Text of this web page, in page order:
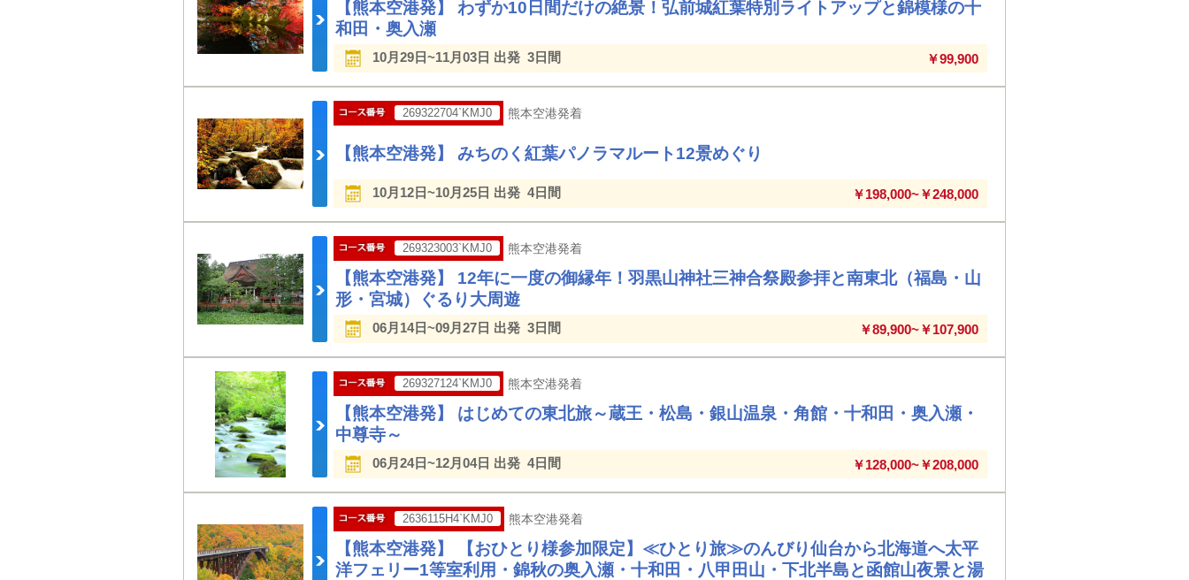
【熊本空港発】 わずか10日間だけの絶景！弘前城紅葉特別ライトアップと錦模様の十
和田・奥入瀬
10月29日~11月03日 出発 3日間 ￥99,900
269322704`KMJ0 熊本空港発着
【熊本空港発】 みちのく紅葉パノラマルート12景めぐり
10月12日~10月25日 出発 4日間 ￥198,000~￥248,000
269323003`KMJ0 熊本空港発着
【熊本空港発】 12年に一度の御縁年！羽黒山神社三神合祭殿参拝と南東北（福島・山
形・宮城）ぐるり大周遊
06月14日~09月27日 出発 3日間 ￥89,900~￥107,900
269327124`KMJ0 熊本空港発着
【熊本空港発】 はじめての東北旅～蔵王・松島・銀山温泉・角館・十和田・奥入瀬・
中尊寺～
06月24日~12月04日 出発 4日間 ￥128,000~￥208,000
2636115H4`KMJ0 熊本空港発着
【熊本空港発】 【おひとり様参加限定】≪ひとり旅≫のんびり仙台から北海道へ太平
洋フェリー1等室利用・錦秋の奥入瀬・十和田・八甲田山・下北半島と函館山夜景と湯